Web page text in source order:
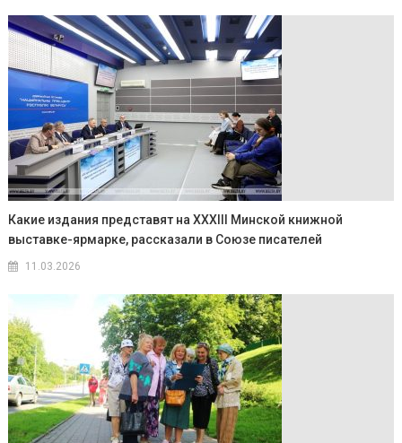
Какие издания представят на XXХIII Минской книжной
выставке-ярмарке, рассказали в Союзе писателей
11.03.2026